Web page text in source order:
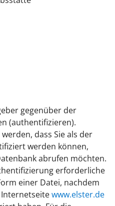
gegenüber der
(authentifizieren).
dass Sie als der
werden können,
abrufen möchten.
erforderliche
einer Datei, nachdem
www.elster.de